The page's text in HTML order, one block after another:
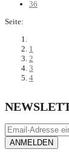
36
Seite:
1
2
3
4
ANMELDEN